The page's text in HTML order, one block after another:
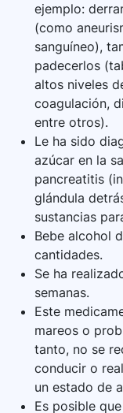
ejemplo:
(como
sanguíneo),
padecerlos
altos niveles
coagulación,
entre otros).
Le ha sido
azúcar en la
pancreatitis
glándula
sustancias
Bebe alcohol
cantidades.
Se ha
semanas.
Este
mareos o
tanto, no se
conducir o
un estado de
Es posible